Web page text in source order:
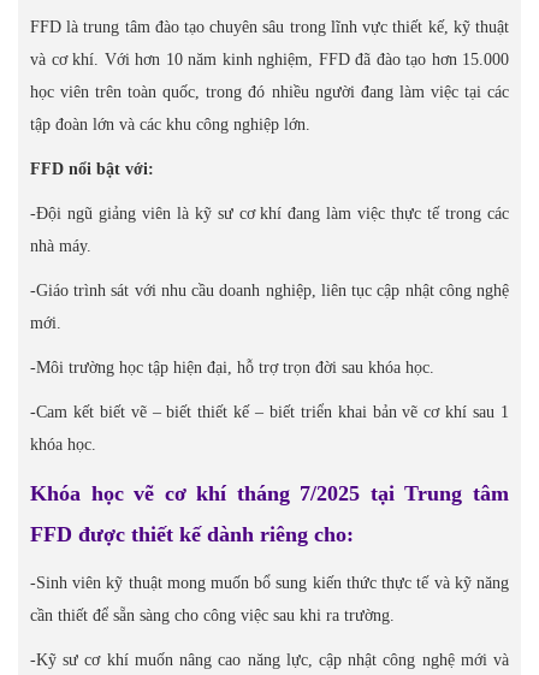
FFD là trung tâm đào tạo chuyên sâu trong lĩnh vực thiết kế, kỹ thuật
và cơ khí. Với hơn 10 năm kinh nghiệm, FFD đã đào tạo hơn 15.000
học viên trên toàn quốc, trong đó nhiều người đang làm việc tại các
tập đoàn lớn và các khu công nghiệp lớn.
FFD nổi bật với:
-Đội ngũ giảng viên là kỹ sư cơ khí đang làm việc thực tế trong các
nhà máy.
-Giáo trình sát với nhu cầu doanh nghiệp, liên tục cập nhật công nghệ
mới.
-Môi trường học tập hiện đại, hỗ trợ trọn đời sau khóa học.
-Cam kết biết vẽ – biết thiết kế – biết triển khai bản vẽ cơ khí sau 1
khóa học.
Khóa học vẽ cơ khí tháng 7/2025 tại Trung tâm
FFD được thiết kế dành riêng cho:
-Sinh viên kỹ thuật mong muốn bổ sung kiến thức thực tế và kỹ năng
cần thiết để sẵn sàng cho công việc sau khi ra trường.
-Kỹ sư cơ khí muốn nâng cao năng lực, cập nhật công nghệ mới và